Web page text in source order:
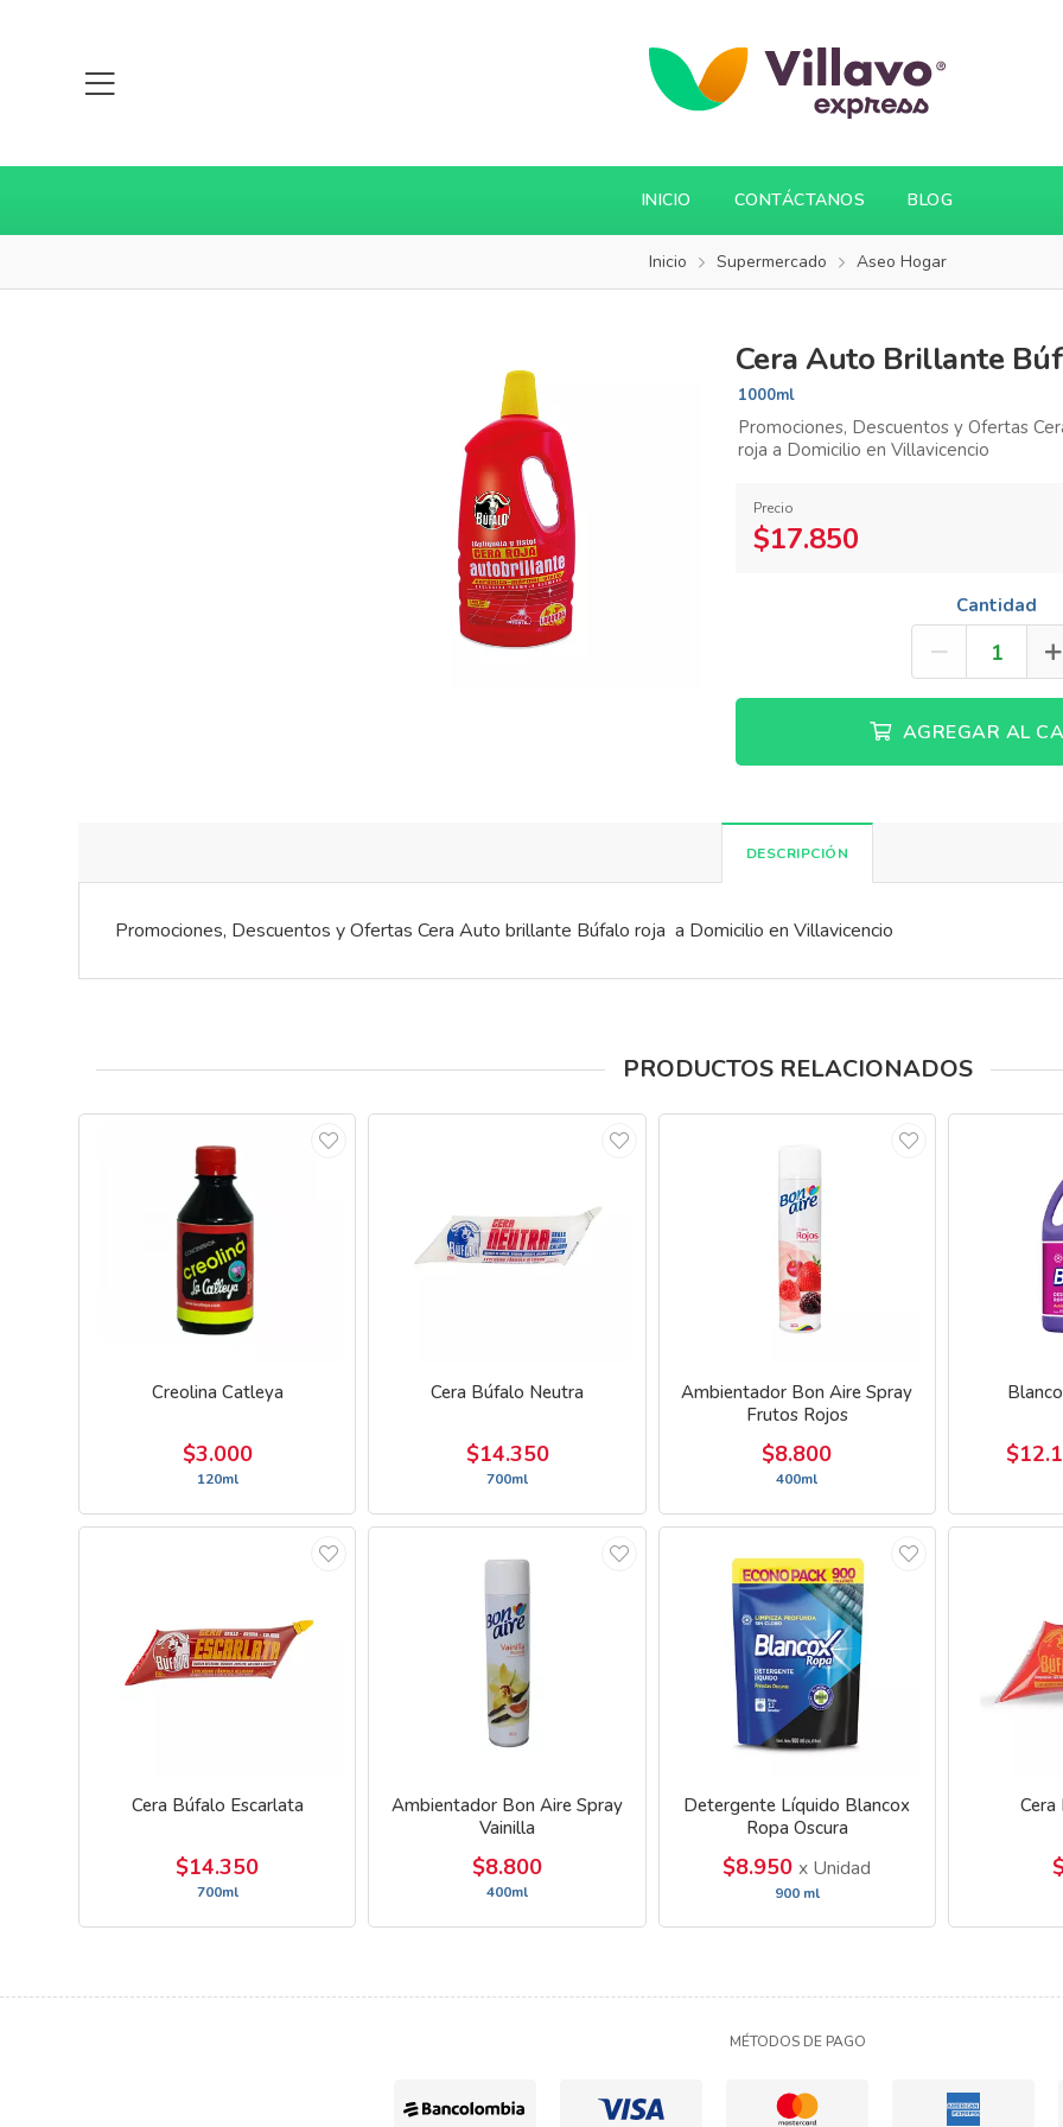
INICIO CONTÁCTANOS BLOG
Inicio Supermercado Aseo Hogar
Cera Auto Brillante
1000ml
Promociones, Descuentos y Ofertas
roja a Domicilio en Villavicencio
Precio
$17.850
Cantidad
AGREGAR AL
DESCRIPCIÓN
Promociones, Descuentos y Ofertas Cera Auto brillante Búfalo roja a Domicilio en Villavicencio
PRODUCTOS RELACIONADOS
Creolina Catleya
$3.000
120ml
Cera Búfalo Neutra
$14.350
700ml
Ambientador Bon Aire Spray
Frutos Rojos
$8.800
400ml
Cera Búfalo Escarlata
$14.350
700ml
Ambientador Bon Aire Spray
Vainilla
$8.800
400ml
Detergente Líquido Blancox
Ropa Oscura
$8.950x Unidad
900 ml
Cera
MÉTODOS DE PAGO